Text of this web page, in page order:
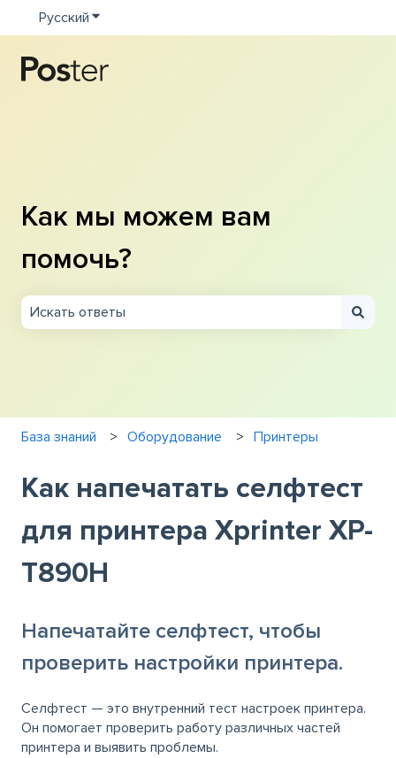
Русский Показать подменю для переводов
Как мы можем вам
помочь?
База знаний Оборудование Принтеры
Как напечатать селфтест
для принтера Xprinter XP-
T890H
Напечатайте селфтест, чтобы
проверить настройки принтера.
Селфтест — это внутренний тест настроек принтера.
Он помогает проверить работу различных частей
принтера и выявить проблемы.